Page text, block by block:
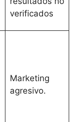
verificados
Marketing
agresivo.